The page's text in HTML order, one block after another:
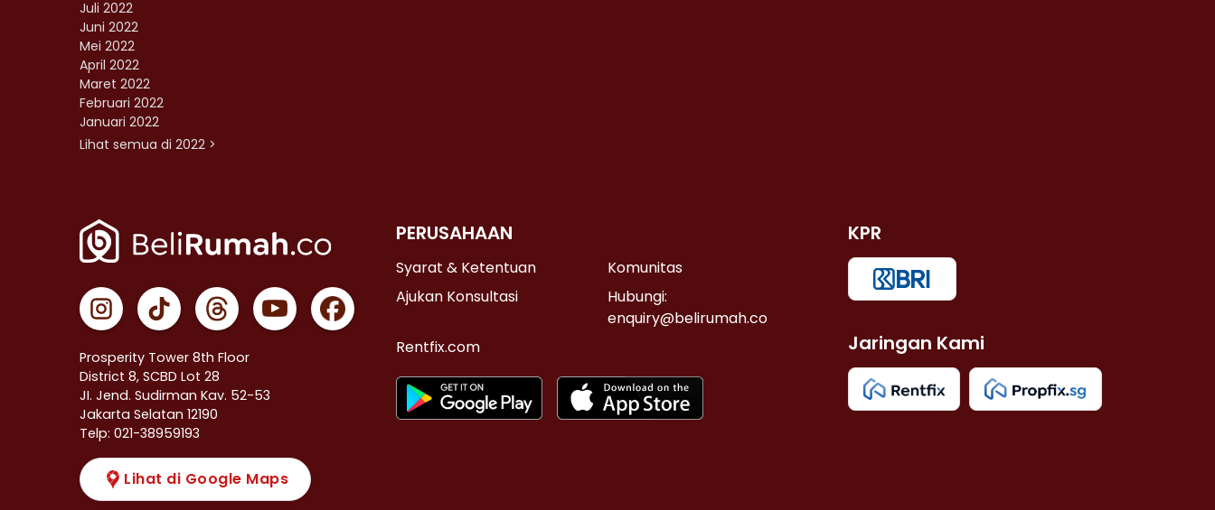
Juli 2022
Juni 2022
Mei 2022
April 2022
Maret 2022
Februari 2022
Januari 2022
Lihat semua di 2022 >
Prosperity Tower 8th Floor
District 8, SCBD Lot 28
JI. Jend. Sudirman Kav. 52-53
Jakarta Selatan 12190
Telp: 021-38959193
Lihat di Google Maps
PERUSAHAAN
Syarat & Ketentuan
Komunitas
Ajukan Konsultasi
Hubungi:
enquiry@belirumah.co
Rentfix.com
KPR
Jaringan Kami